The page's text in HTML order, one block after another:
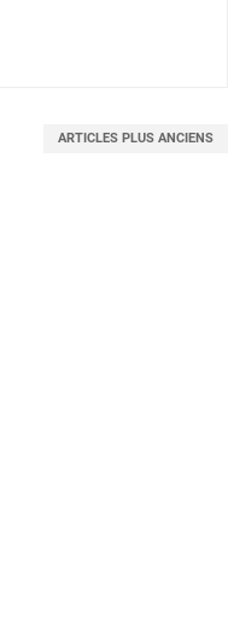
ARTICLES PLUS ANCIENS